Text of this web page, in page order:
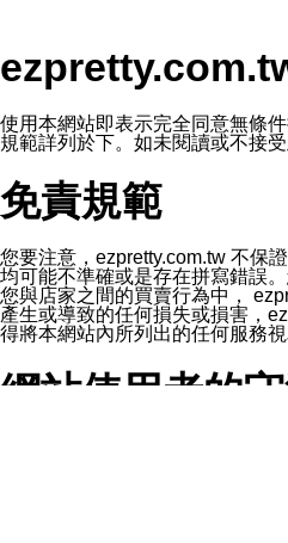
本公司/本服務將以通知型訊息
本公司/本服務傳送之通知型訊
2.該 LINE 帳號已在 LINE
3.LINE 帳號未封鎖傳送訊息之
欲變更通知型訊息的設定，操
1.點選「主頁」＞「設定」
2.點選「隱私設定」
3.點選「提供使用資料」
5.開關「接收LINE通知型訊息
❗️關閉「接收通知型訊息」後
使用本網站即表示完全同意無條
規範詳列於下。如未閱讀或不接
免責規範
您要注意，ezpretty.com.tw 不保
均可能不準確或是存在拼寫錯誤
您與店家之間的買賣行為中，
產生或導致的任何損失或損害，
得將本網站內所列出的任何服務
網站使用者的